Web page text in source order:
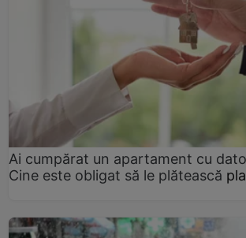
Ai cumpărat un apartament cu
Cine este obligat să le plătească